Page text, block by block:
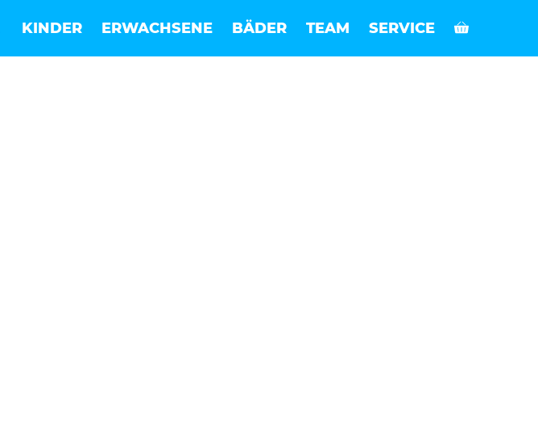
KINDER ERWACHSENE BÄDER TEAM SERVICE